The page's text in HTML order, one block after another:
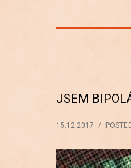
JSEM
15.12.2017 /